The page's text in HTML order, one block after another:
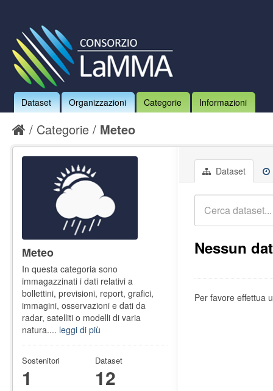
Dataset Organizzazioni Categorie Informazioni
Categorie Meteo
Dataset
Nessun
Per favore effettua
Meteo
In questa categoria sono
immagazzinati i dati relativi a
bollettini, previsioni, report, grafici,
immagini, osservazioni e dati da
radar, satelliti o modelli di varia
natura.... leggi di più
Sostenitori
1
Dataset
12